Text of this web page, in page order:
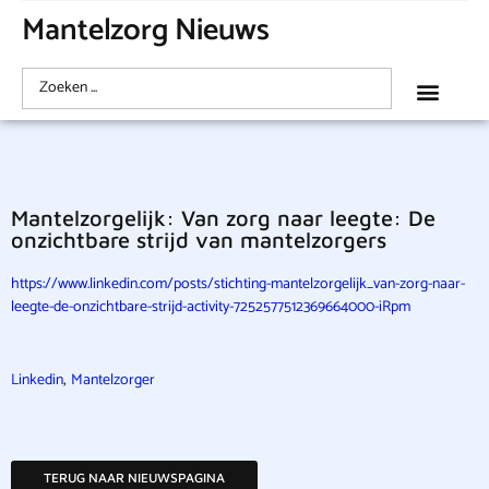
Mantelzorg Nieuws
Mantelzorgelijk: Van zorg naar leegte: De
onzichtbare strijd van mantelzorgers
https://www.linkedin.com/posts/stichting-mantelzorgelijk_van-zorg-naar-
leegte-de-onzichtbare-strijd-activity-7252577512369664000-iRpm
Linkedin, Mantelzorger
TERUG NAAR NIEUWSPAGINA